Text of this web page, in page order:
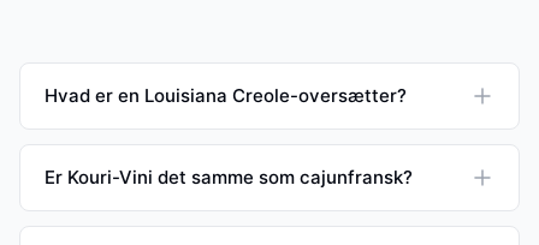
Hvad er en Louisiana Creole-oversætter?
Er Kouri-Vini det samme som cajunfransk?